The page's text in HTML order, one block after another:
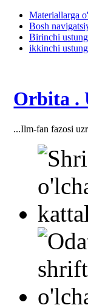
Materiallarga
Bosh
Birinchi
ikkinchi
Orbita .
...Ilm-fan fazosi